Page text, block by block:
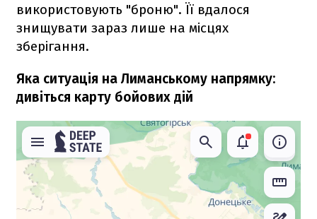
використовують "броню". Її вдалося
знищувати зараз лише на місцях
зберігання.
Яка ситуація на Лиманському напрямку:
дивіться карту бойових дій